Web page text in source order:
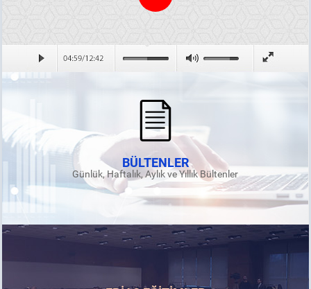
BÜLTENLER
Günlük, Haftalık, Aylık ve Yıllık Bültenler